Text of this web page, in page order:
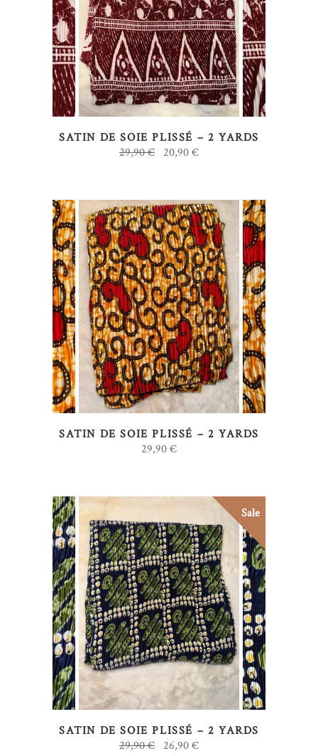
AJOUTER AU PANIER
SATIN DE SOIE PLISSÉ – 2 YARDS
29,90€ Le
29,90 €.
20,90€Le
20,90 €.
AJOUTER AU PANIER
SATIN DE SOIE PLISSÉ – 2 YARDS
29,90€
Sale
AJOUTER AU PANIER
SATIN DE SOIE PLISSÉ – 2 YARDS
29,90€ Le
26,90€Le